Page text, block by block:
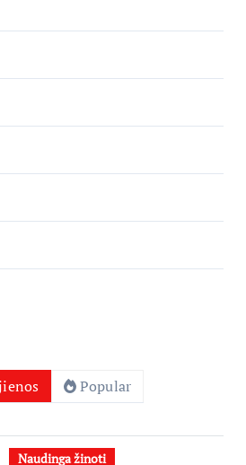
Popular
Naudinga žinoti